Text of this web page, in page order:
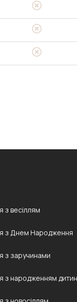
з весіллям
з Днем Народження
з заручинами
з народженням